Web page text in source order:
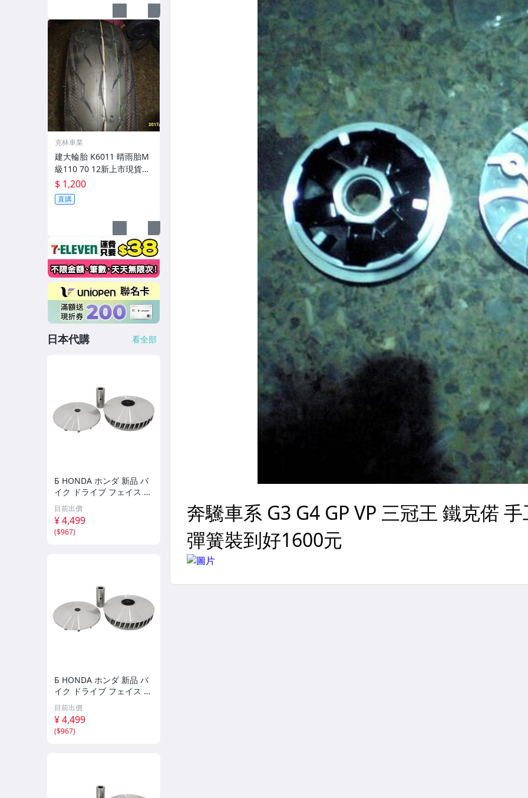
克林車業
建大輪胎 K6011 晴雨胎M
級110 70 12新上市現貨完
工價
$ 1,200
直購
日本代購 看全部
Б HONDA ホンダ 新品 バ
イク ドライブ フェイス プ
ーリーフュージョン ドラ
イブフェイス 社外 エンジ
ン 強化SE ⅡCN250SE-R
目前出價
¥ 4,499
($967)
Б HONDA ホンダ 新品 バ
イク ドライブ フェイス プ
ーリーフュージョン ドラ
イブフェイス 社外 エンジ
ン 強化Ⅰ型 CN250Ｇ
目前出價
¥ 4,499
($967)